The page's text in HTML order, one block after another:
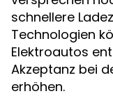
schnellere
Technologien
Elektroautos
Akzeptanz bei
erhöhen.